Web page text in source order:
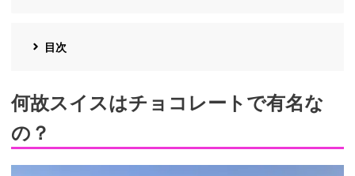
目次
何故スイスはチョコレートで有名な
の？